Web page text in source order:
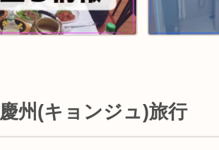
慶州(キョンジュ)旅行